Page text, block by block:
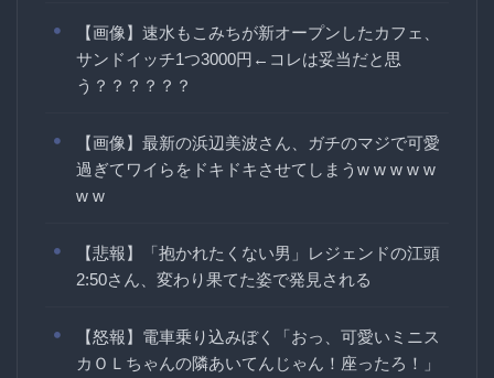
【画像】速水もこみちが新オープンしたカフェ、
サンドイッチ1つ3000円←コレは妥当だと思
う？？？？？？
【画像】最新の浜辺美波さん、ガチのマジで可愛
過ぎてワイらをドキドキさせてしまうw w w w w
w w
【悲報】「抱かれたくない男」レジェンドの江頭
2:50さん、変わり果てた姿で発見される
【怒報】電車乗り込みぼく「おっ、可愛いミニス
カＯＬちゃんの隣あいてんじゃん！座ったろ！」